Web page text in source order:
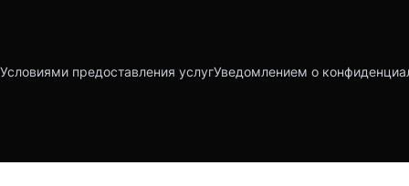
Условиями предоставления услугУведомлением о